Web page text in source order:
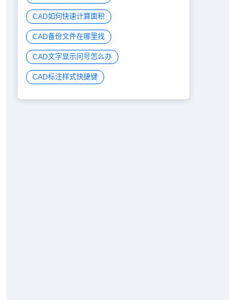
CAD如何快速计算面积
CAD备份文件在哪里找
CAD文字显示问号怎么办
CAD标注样式快捷键